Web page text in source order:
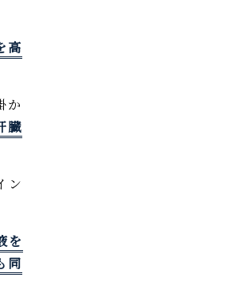
高
か
臓
ン
を
同